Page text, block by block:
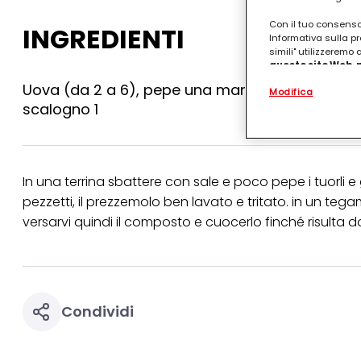
INGREDIENTI
Uova (da 2 a 6), pepe una manciatina, sale 1
scalogno 1
In una terrina sbattere con sale e poco pepe i tuorli
pezzetti, il prezzemolo ben lavato e tritato. in un
versarvi quindi il composto e cuocerlo finché risulta
Condividi
Con il tuo
Informativa sulla
simili" utilizzeremo
questo sito
.
(rispettivamente
terzi, conservare
identificati) su
Puoi trovare
collegata nel piè di
qualsiasi
collegata nel piè di
Modifica